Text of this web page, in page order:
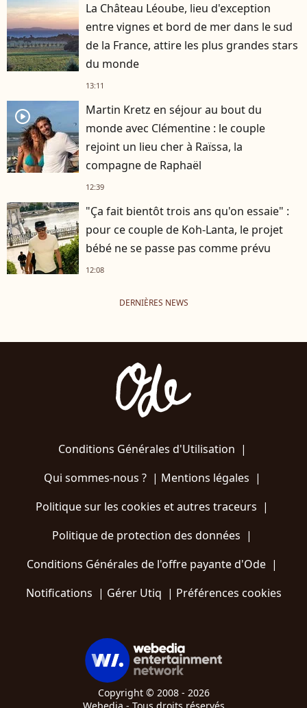
La Château Léoube, lieu d'exception
entre vignes et bord de mer dans le sud
de la France, attire les plus grandes stars
du monde
13:11
player2
Martin Kretz en séjour au bout du
monde avec Clémentine : le couple
rejoint un lieu cher à Raïssa, la
compagne de Raphaël
12:39
"Ça fait bientôt trois ans qu'on essaie" :
pour ce couple de Koh-Lanta, le projet
bébé ne se passe pas comme prévu
12:08
DERNIÈRES NEWS
Conditions Générales d'Utilisation |
Qui sommes-nous ?| Mentions légales |
Politique sur les cookies et autres traceurs |
Politique de protection des données |
Conditions Générales de l'offre payante d'Ode |
Notifications | Gérer Utiq | Préférences cookies
Copyright © 2008 - 2026